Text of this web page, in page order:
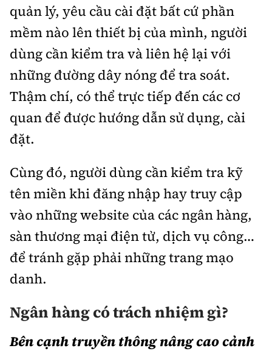
quản lý, yêu cầu cài đặt bất cứ phần
mềm nào lên thiết bị của mình, người
dùng cần kiểm tra và liên hệ lại với
những đường dây nóng để tra soát.
Thậm chí, có thể trực tiếp đến các cơ
quan để được hướng dẫn sử dụng, cài
đặt.
Cùng đó, người dùng cần kiểm tra kỹ
tên miền khi đăng nhập hay truy cập
vào những website của các ngân hàng,
sàn thương mại điện tử, dịch vụ công…
để tránh gặp phải những trang mạo
danh.
Ngân hàng có trách nhiệm gì?
Bên cạnh truyền thông nâng cao cảnh